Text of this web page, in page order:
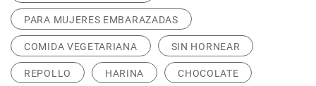
PARA MUJERES EMBARAZADAS
COMIDA VEGETARIANA SIN HORNEAR
REPOLLO HARINA CHOCOLATE